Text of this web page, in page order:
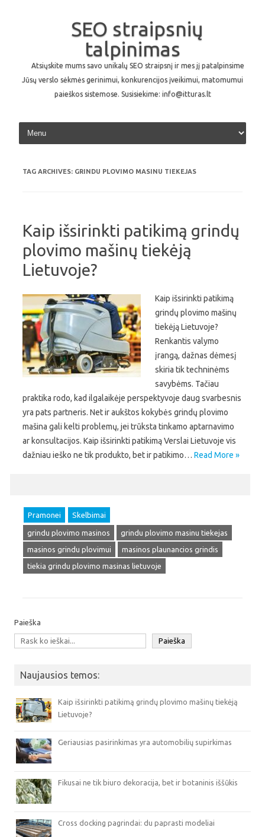
SEO straipsnių
talpinimas
Atsiųskite mums savo unikalų SEO straipsnį ir mes jį patalpinsime
Jūsų verslo sėkmės gerinimui, konkurencijos įveikimui, matomumui
paieškos sistemose. Susisiekime: info@itturas.lt
Skip to content
TAG ARCHIVES: GRINDU PLOVIMO MASINU TIEKEJAS
Kaip išsirinkti patikimą grindų
plovimo mašinų tiekėją
Lietuvoje?
Kaip išsirinkti patikimą
grindų plovimo mašinų
tiekėją Lietuvoje?
Renkantis valymo
įrangą, dažnas dėmesį
skiria tik techninėms
savybėms. Tačiau
praktika rodo, kad ilgalaikėje perspektyvoje daug svarbesnis
yra pats partneris. Net ir aukštos kokybės grindų plovimo
mašina gali kelti problemų, jei trūksta tinkamo aptarnavimo
ar konsultacijos. Kaip išsirinkti patikimą Verslai Lietuvoje vis
dažniau ieško ne tik produkto, bet ir patikimo… Read More »
Pramonei Skelbimai
grindu plovimo masinos
grindu plovimo masinu tiekejas
masinos grindu plovimui
masinos plaunancios grindis
tiekia grindu plovimo masinas lietuvoje
Paieška
Paieška
Naujausios temos:
Kaip išsirinkti patikimą grindų plovimo mašinų tiekėją
Lietuvoje?
Geriausias pasirinkimas yra automobilių supirkimas
Fikusai ne tik biuro dekoracija, bet ir botaninis iššūkis
Cross docking pagrindai: du paprasti modeliai